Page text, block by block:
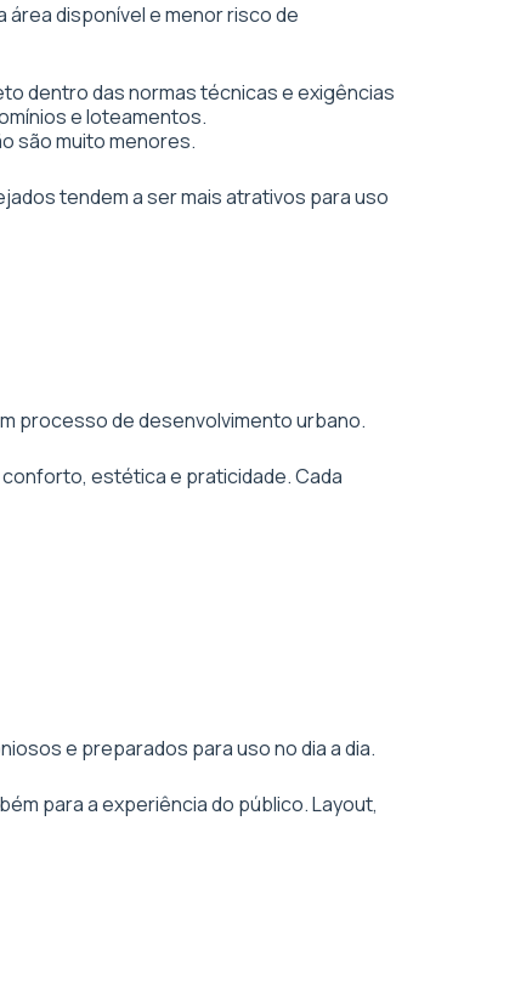
disponível e menor risco de
dentro das normas técnicas e exigências
e loteamentos.
são muito menores.
tendem a ser mais atrativos para uso
processo de desenvolvimento urbano.
estética e praticidade. Cada
e preparados para uso no dia a dia.
para a experiência do público. Layout,